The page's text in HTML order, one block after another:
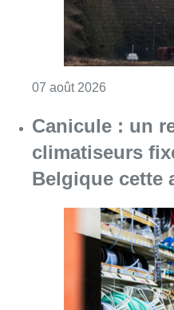
07 août 2026
Canicule : un
climatiseurs
Belgique cette